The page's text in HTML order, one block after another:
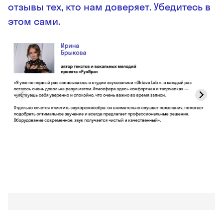
отзывы тех, кто нам доверяет. Убедитесь в
этом сами.